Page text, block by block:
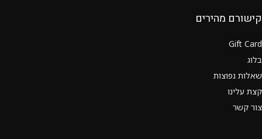
קישורם מהירים
Gift Card
בלוג
שאלות נפוצות
קצת עלינו
צור קשר